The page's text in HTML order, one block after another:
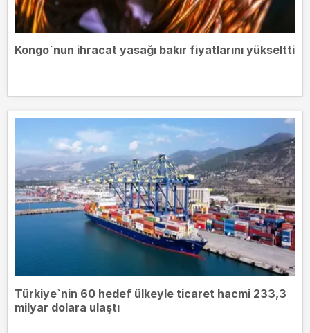
Kongo`nun ihracat yasağı bakır fiyatlarını yükseltti
Türkiye`nin 60 hedef ülkeyle ticaret hacmi 233,3
milyar dolara ulaştı